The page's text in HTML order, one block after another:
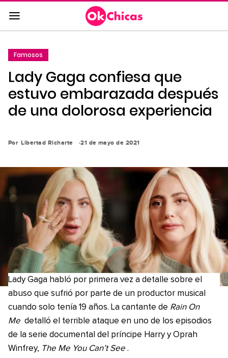
Saltar
al
contenido
la
navegación
principal
Famosos
Lady Gaga confiesa que
estuvo embarazada después
de una dolorosa experiencia
Por Libertad Richarte 21 de mayo de 2021
Lady Gaga habló por primera vez a detalle sobre el
abuso que sufrió por parte de un productor musical
cuando solo tenía 19 años. La cantante de Rain On
Me detalló el terrible ataque en uno de los episodios
de la serie documental del príncipe Harry y Oprah
Winfrey, The Me You Can’t See .